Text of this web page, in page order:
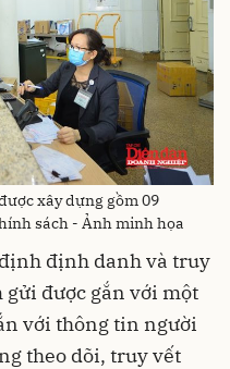
xây dựng gồm 09
sách - Ảnh minh họa
định danh và truy
được gắn với một
với thông tin người
theo dõi, truy vết